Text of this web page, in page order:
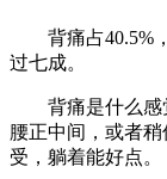
背痛占40.5%，
过七成。
背痛是什么感觉
腰正中间，或者
受，躺着能好点。